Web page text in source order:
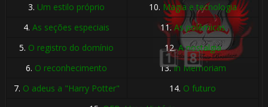
3. Um estilo próprio 10. Magia e tecnologia
4.As seções especiais 11.As polêmicas
5. O registro do domínio 12.A nostalgia
6. O reconhecimento 13.In Memoriam
7. O adeus a "Harry Potter" 14. O futuro